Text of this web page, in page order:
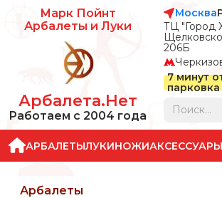
Марк Пойнт
Арбалеты и Луки
Арбалета.Нет
Работаем с 2004 года
Москва
ТЦ "Город
206Б
7 минут
парковка
АРБАЛЕТЫЛУКИНОЖИАКСЕССУАРЫ
Арбалеты